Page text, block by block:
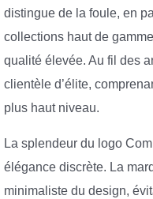
distingue de la foule, en
collections haut de
qualité élevée. Au fil des
clientèle d’élite,
plus haut niveau.
La splendeur du logo
élégance discrète. La
minimaliste du design,